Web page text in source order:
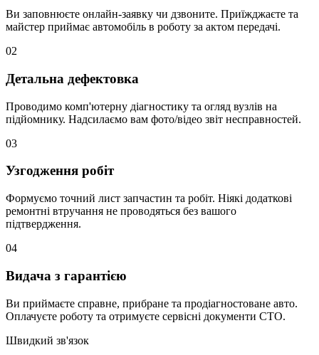
Ви заповнюєте онлайн-заявку чи дзвоните. Приїжджаєте та
майстер приймає автомобіль в роботу за актом передачі.
02
Детальна дефектовка
Проводимо комп'ютерну діагностику та огляд вузлів на
підйомнику. Надсилаємо вам фото/відео звіт несправностей.
03
Узгодження робіт
Формуємо точний лист запчастин та робіт. Ніякі додаткові
ремонтні втручання не проводяться без вашого
підтвердження.
04
Видача з гарантією
Ви приймаєте справне, прибране та продіагностоване авто.
Оплачуєте роботу та отримуєте сервісні документи СТО.
Швидкий зв'язок